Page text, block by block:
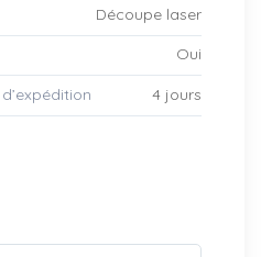
Découpe laser
Oui
4 jours